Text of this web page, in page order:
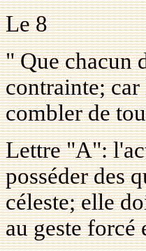
Le8
" Que chacun
contrainte;
combler de
Lettre "A":
posséder des
céleste; elle
au geste forcé